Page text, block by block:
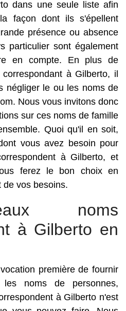
dans une seule liste afin
façon dont ils s'épellent
présence ou absence
particulier sont également
en compte. En plus de
à Gilberto, il
négliger le ou les noms de
Nous vous invitons donc
sur ces noms de famille
Quoi qu'il en soit,
vous avez besoin pour
à Gilberto, et
ferez le bon choix en
de vos besoins.
noms
à Gilberto en
première de fournir
noms de personnes,
à Gilberto n'est